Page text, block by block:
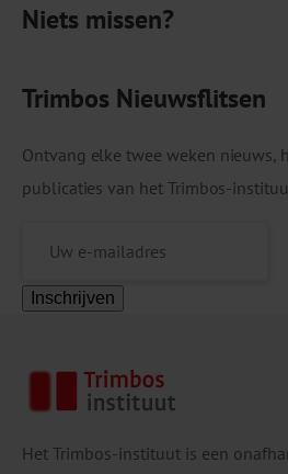
Niets missen?
Trimbos Nieuwsflitsen
Ontvang elke twee weken nieuws,
publicaties van het Trimbos-
Inschrijven
op vijf momenten
designerdrugs […]
Het Trimbos-instituut is een